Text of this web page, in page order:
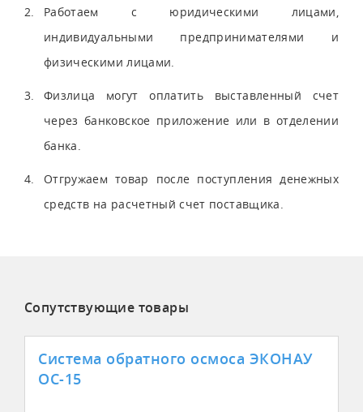
Работаем с юридическими лицами,
индивидуальными предпринимателями и
физическими лицами.
Физлица могут оплатить выставленный счет
через банковское приложение или в отделении
банка.
Отгружаем товар после поступления денежных
средств на расчетный счет поставщика.
Сопутствующие товары
Система обратного осмоса ЭКОНАУ
ОС-15